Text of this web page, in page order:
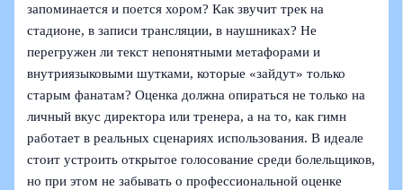
запоминается и поется хором? Как звучит трек на
стадионе, в записи трансляции, в наушниках? Не
перегружен ли текст непонятными метафорами и
внутриязыковыми шутками, которые «зайдут» только
старым фанатам? Оценка должна опираться не только на
личный вкус директора или тренера, а на то, как гимн
работает в реальных сценариях использования. В идеале
стоит устроить открытое голосование среди болельщиков,
но при этом не забывать о профессиональной оценке